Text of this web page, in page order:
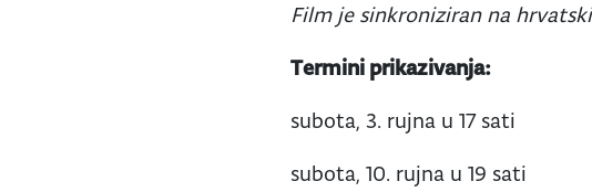
Film je sinkroniziran na
Termini prikazivanja:
subota, 3. rujna u 17 sati
subota, 10. rujna u 19 sati